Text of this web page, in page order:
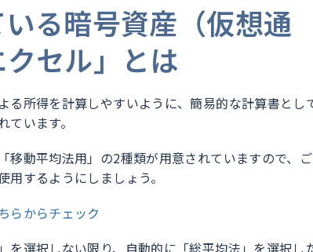
る暗号資産（仮想通
セル」とは
る所得を計算しやすいように、簡易的な計算書とし
います。
移動平均法用」の2種類が用意されていますので、
するようにしましょう。
らからチェック
を選択しない限り、自動的に「総平均法」を選択し